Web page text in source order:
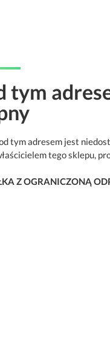
tym
tym adresem jest
tego sklepu,
Z OGRANICZONĄ